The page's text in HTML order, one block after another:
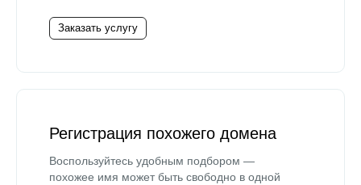
Заказать услугу
Регистрация похожего домена
Воспользуйтесь удобным подбором —
похожее имя может быть свободно в одной